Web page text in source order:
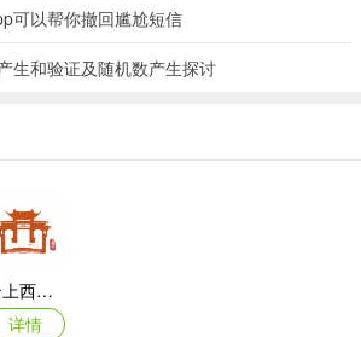
和简章等，范围广泛，及时了解教育相关动
育、医疗等数十项服务信息按需发布。
可以帮你撤回尴尬短信
生和验证及随机数产生探讨
云上西山客户端
详情